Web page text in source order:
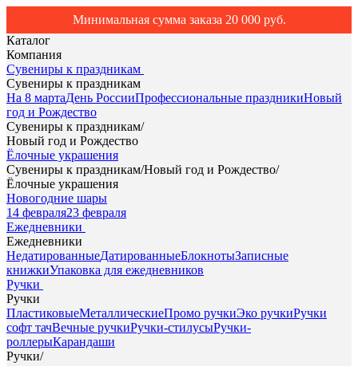
Минимальная сумма заказа 20 000 руб.
Каталог
Компания
Сувениры к праздникам
Сувениры к праздникам
На 8 мартаДень РоссииПрофессиональные праздникиНовый
год и Рождество
Сувениры к праздникам/
Новый год и Рождество
Ёлочные украшения
Сувениры к праздникам/Новый год и Рождество/
Ёлочные украшения
Новогодние шары
14 февраля23 февраля
Ежедневники
Ежедневники
НедатированныеДатированныеБлокнотыЗаписные
книжкиУпаковка для ежедневников
Ручки
Ручки
ПластиковыеМеталлическиеПромо ручкиЭко ручкиРучки
софт тачВечные ручкиРучки-стилусыРучки-
роллерыКарандаши
Ручки/